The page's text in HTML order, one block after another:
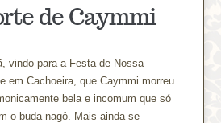
de Caymmi
vindo para a Festa de Nossa
em Cachoeira, que Caymmi morreu.
bela e incomum que só
o buda-nagô. Mais ainda se